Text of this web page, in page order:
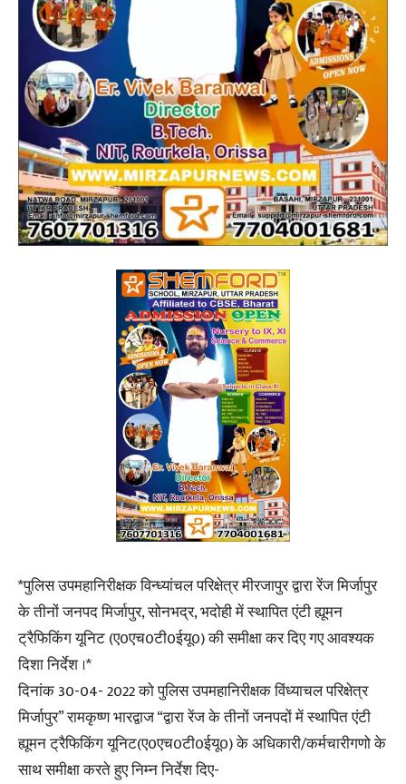
*पुलिस उपमहानिरीक्षक विन्ध्यांचल परिक्षेत्र मीरजापुर द्वारा रेंज मिर्जापुर
के तीनों जनपद मिर्जापुर, सोनभद्र, भदोही में स्थापित एंटी ह्यूमन
ट्रैफिकिंग यूनिट (ए0एच0टी0ईयू0) की समीक्षा कर दिए गए आवश्यक
दिशा निर्देश ।*
दिनांक 30-04- 2022 को पुलिस उपमहानिरीक्षक विंध्याचल परिक्षेत्र
मिर्जापुर” रामकृष्ण भारद्वाज “द्वारा रेंज के तीनों जनपदों में स्थापित एंटी
ह्यूमन ट्रैफिकिंग यूनिट(ए0एच0टी0ईयू0) के अधिकारी/कर्मचारीगणो के
साथ समीक्षा करते हुए निम्न निर्देश दिए-